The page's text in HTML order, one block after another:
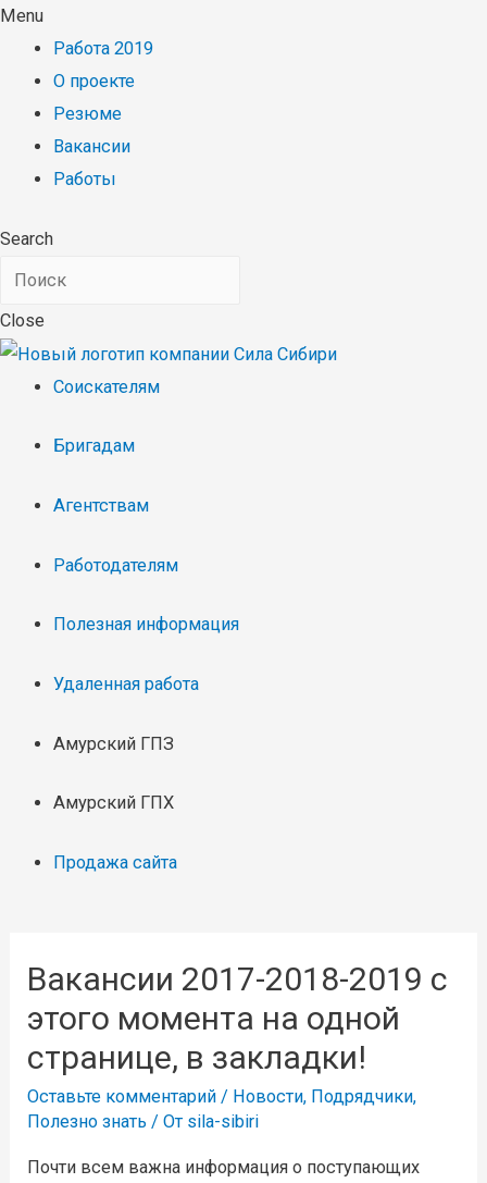
Menu
Работа 2019
О проекте
Резюме
Вакансии
Работы
Search
Close
Соискателям
Бригадам
Агентствам
Работодателям
Полезная информация
Удаленная работа
Амурский ГПЗ
Амурский ГПХ
Продажа сайта
Вакансии 2017-2018-2019 с
этого момента на одной
странице, в закладки!
Оставьте комментарий / Новости, Подрядчики,
Полезно знать / От sila-sibiri
Почти всем важна информация о поступающих